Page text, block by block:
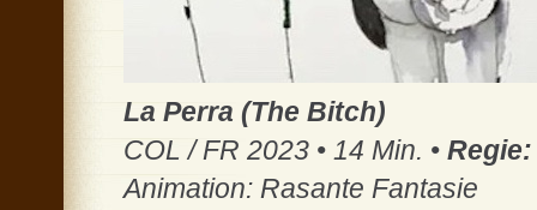
La Perra (The Bitch)
COL / FR 2023 • 14 Min. •
Animation: Rasante Fantasie